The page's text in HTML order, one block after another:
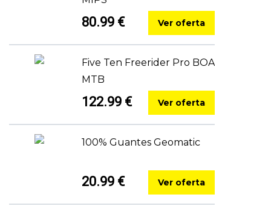
80.99 € Ver oferta
Five Ten Freerider Pro BOA
MTB
122.99 € Ver oferta
100% Guantes Geomatic
20.99 € Ver oferta